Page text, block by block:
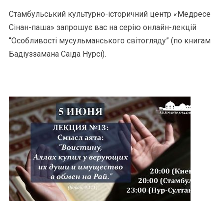
Стамбульський культурно-історичний центр «Медресе
Сінан-паша» запрошує вас на серію онлайн-лекцій
“Особливості мусульманського світогляду” (по книгам
Бадіуззамана Саіда Нурсі).